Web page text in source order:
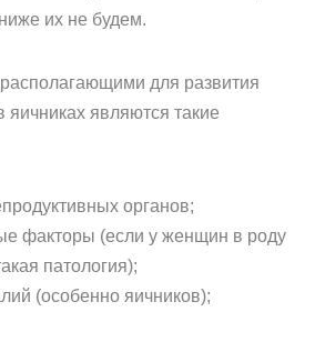
их не будем.
для развития
яичниках являются такие
органов;
факторы (если у женщин в роду
патология);
(особенно яичников);